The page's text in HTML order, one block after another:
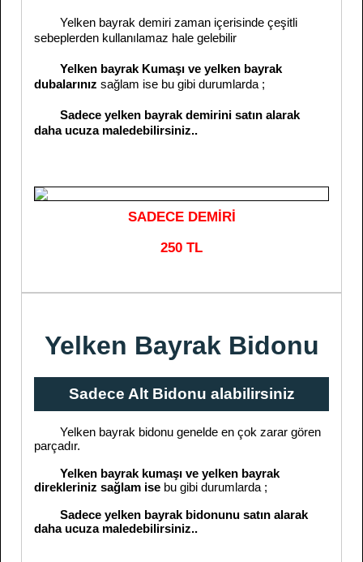
Yelken bayrak demiri zaman içerisinde çeşitli
sebeplerden kullanılamaz hale gelebilir
Yelken bayrak Kumaşı ve yelken bayrak
dubalarınız sağlam ise bu gibi durumlarda ;
Sadece yelken bayrak demirini satın alarak
daha ucuza maledebilirsiniz..
SADECE DEMİRİ
250 TL
Yelken Bayrak Bidonu
Sadece Alt Bidonu alabilirsiniz
Yelken bayrak bidonu genelde en çok zarar gören
parçadır.
Yelken bayrak kumaşı ve yelken bayrak
direkleriniz sağlam ise bu gibi durumlarda ;
Sadece yelken bayrak bidonunu satın alarak
daha ucuza maledebilirsiniz..